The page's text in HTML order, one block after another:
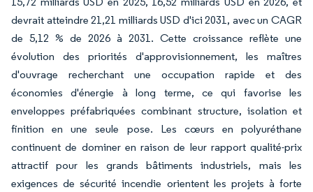
devrait atteindre 21,21 milliards USD d'ici 2031, avec un CAGR
de 5,12 % de 2026 à 2031. Cette croissance reflète une
évolution des priorités d'approvisionnement, les maîtres
d'ouvrage recherchant une occupation rapide et des
économies d'énergie à long terme, ce qui favorise les
enveloppes préfabriquées combinant structure, isolation et
finition en une seule pose. Les cœurs en polyuréthane
continuent de dominer en raison de leur rapport qualité-prix
attractif pour les grands bâtiments industriels, mais les
exigences de sécurité incendie orientent les projets à forte